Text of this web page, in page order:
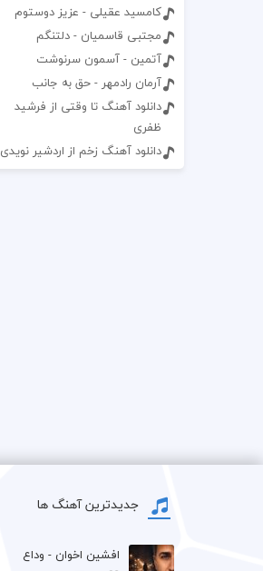
کامسید عقیلی - عزیز دوستوم
مجتبی قاسمیان - دلتنگم
آتمین - آسمون سرنوشت
آرمان رادمهر - حق به جانب
دانلود آهنگ تا وقتی از فرشید
ظفری
دانلود آهنگ زخم از اردشیر نویدی
جدیدترین آهنگ ها
افشين اخوان - وداع